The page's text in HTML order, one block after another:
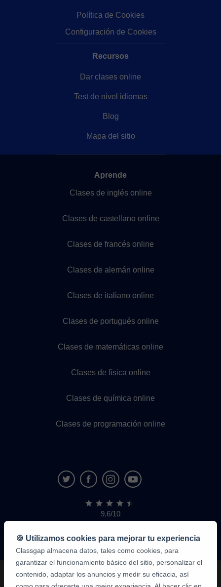
Política de Cookies
Configuración de Cookies
Recursos
Dar clases online
Test de nivel idiomas
Blog
Mapa del sitio
Aprende
Clases de inglés online
Clases de castellano online
Clases de francés online
Clases de alemán online
Clases de italiano online
Clases de portugués online
Clases de matemáticas online
Clases de física online
Clases de química online
Clases de programación online
9,6/10
1.339.284
de
alumnos
🍪 Utilizamos cookies para mejorar tu experiencia
Classgap almacena datos, tales como cookies, para
garantizar el funcionamiento básico del sitio, personalizar el
contenido, adaptar los anuncios y medir su eficacia, así